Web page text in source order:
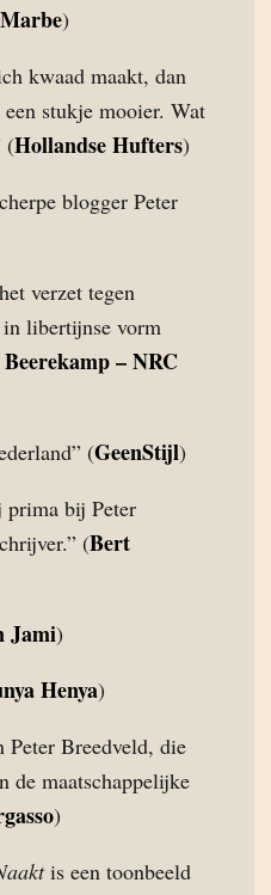
)
kwaad maakt, dan
stukje mooier. Wat
(Hollandse Hufters)
blogger Peter
verzet tegen
libertijnse vorm
– NRC
(GeenStijl)
prima bij Peter
(Bert
Jami)
Henya)
Peter Breedveld, die
de maatschappelijke
)
is een toonbeeld